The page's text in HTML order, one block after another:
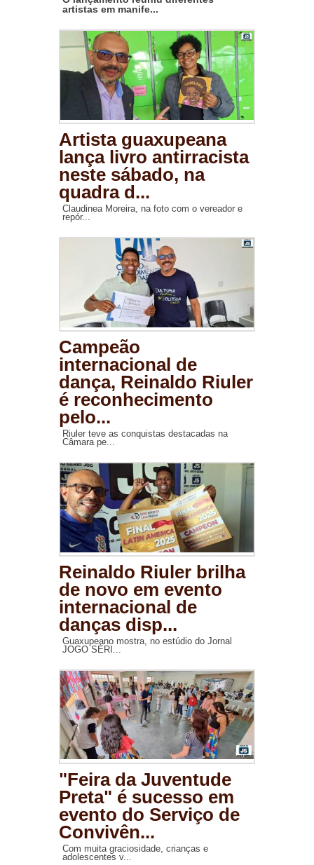
artistas em manife...
Artista guaxupeana
lança livro antirracista
neste sábado, na
quadra d...
Claudinea Moreira, na foto com o vereador e
repór...
Campeão
internacional de
dança, Reinaldo Riuler
é reconhecimento
pelo...
Riuler teve as conquistas destacadas na
Câmara pe...
Reinaldo Riuler brilha
de novo em evento
internacional de
danças disp...
Guaxupeano mostra, no estúdio do Jornal
JOGO SÉRI...
"Feira da Juventude
Preta" é sucesso em
evento do Serviço de
Convivên...
Com muita graciosidade, crianças e
adolescentes v...